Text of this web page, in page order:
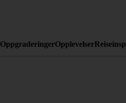
OppgraderingerOpplevelser